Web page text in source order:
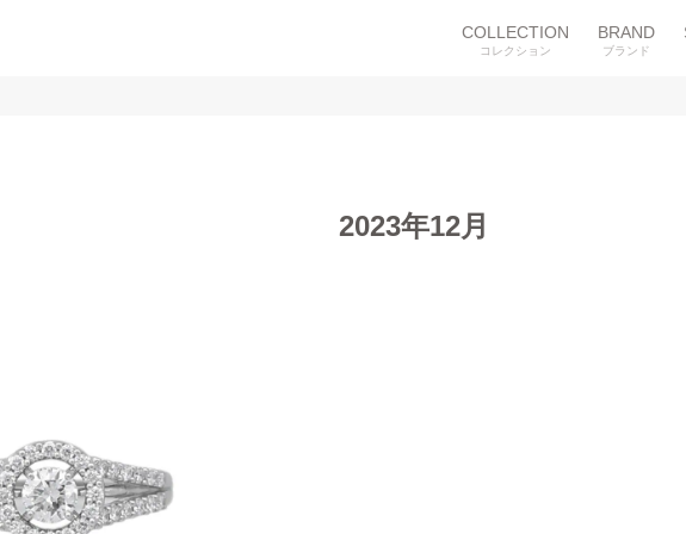
COLLECTION
コレクション
BRAND
ブランド
2023年12月